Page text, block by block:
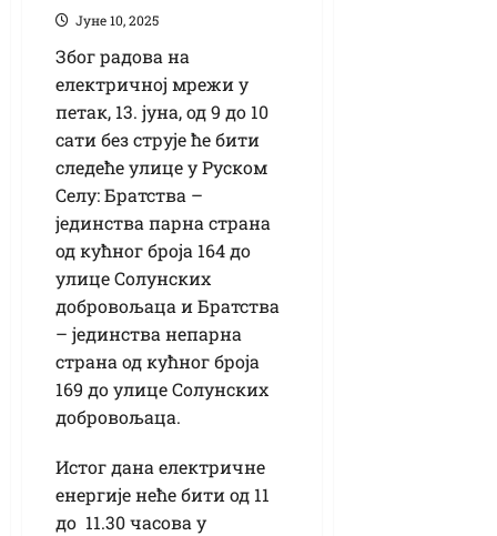
Јуне 10, 2025
Због радова на
електричној мрежи у
петак, 13. јуна, од 9 до 10
сати без струје ће бити
следеће улице у Руском
Селу: Братства –
јединства парна страна
од кућног броја 164 до
улице Солунских
добровољаца и Братства
– јединства непарна
страна од кућног броја
169 до улице Солунских
добровољаца.
Истог дана електричне
енергије неће бити од 11
до 11.30 часова у